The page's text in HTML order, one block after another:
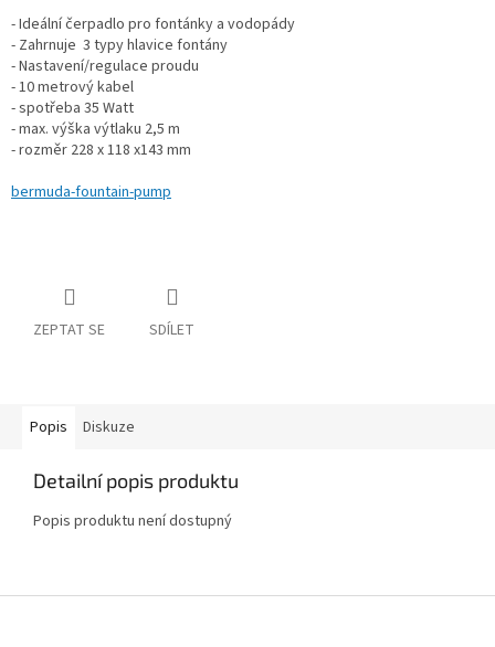
- Ideální čerpadlo pro fontánky a vodopády
- Zahrnuje 3 typy hlavice fontány
- Nastavení/regulace proudu
- 10 metrový kabel
- spotřeba 35 Watt
- max. výška výtlaku 2,5 m
- rozměr 228 x 118 x143 mm
bermuda-fountain-pump
ZEPTAT SE SDÍLET
Popis Diskuze
Detailní popis produktu
Popis produktu není dostupný